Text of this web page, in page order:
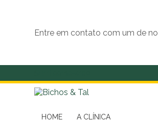
Entre em contato com um de
HOME A CLÍNICA